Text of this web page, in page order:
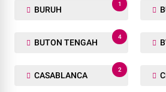
BURUH
1
BUTON TENGAH
4
CASABLANCA
2